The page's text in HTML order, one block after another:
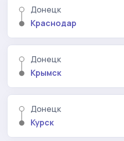
Донецк
Краснодар
Донецк
Крымск
Донецк
Курск